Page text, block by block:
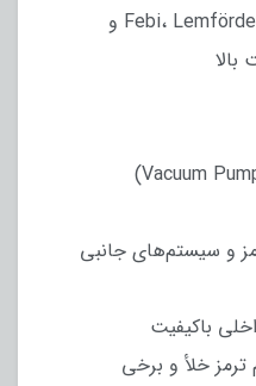
موجود در برندهای اصلی، Febi، Lemförder و
و سیستم‌های جانبی
باکیفیت
ترمز خلأ و برخی